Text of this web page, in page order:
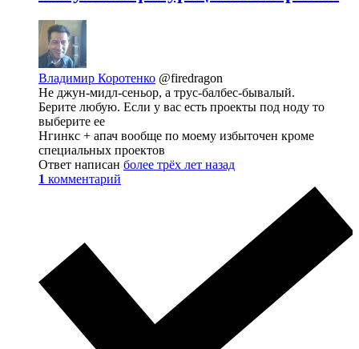
Владимир Коротенко @firedragon
Не джун-мидл-сеньор, а трус-балбес-бывалый.
Берите любую. Если у вас есть проекты под ноду то
выберите ее
Нгинкс + апач вообще по моему избыточен кроме
специальных проектов
Ответ написан более трёх лет назад
1 комментарий